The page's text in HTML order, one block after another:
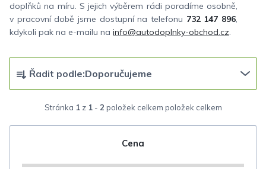
doplňků na míru. S jejich výběrem rádi poradíme osobně,
v pracovní době jsme dostupní na telefonu 732 147 896,
kdykoli pak na e-mailu na info@autodoplnky-obchod.cz.
Stránka 1z 1- 2 položek celkem
a
e
Řadit podle:Doporučujeme
Cena